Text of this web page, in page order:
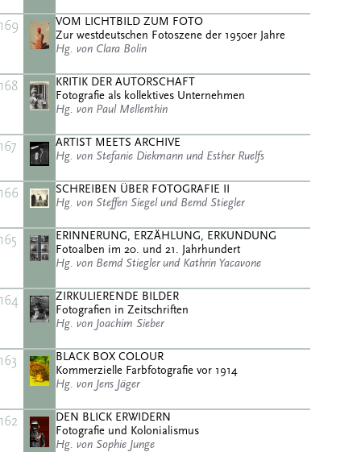
169
VOM LICHTBILD ZUM FOTO
Zur westdeutschen Fotoszene der 1950er Jahre
Hg. von Clara Bolin
168
KRITIK DER AUTORSCHAFT
Fotografie als kollektives Unternehmen
Hg. von Paul Mellenthin
167
ARTIST MEETS ARCHIVE
Hg. von Stefanie Diekmann und Esther Ruelfs
166
SCHREIBEN ÜBER FOTOGRAFIE II
Hg. von Steffen Siegel und Bernd Stiegler
165
ERINNERUNG, ERZÄHLUNG, ERKUNDUNG
Fotoalben im 20. und 21. Jahrhundert
Hg. von Bernd Stiegler und Kathrin Yacavone
164
ZIRKULIERENDE BILDER
Fotografien in Zeitschriften
Hg. von Joachim Sieber
163
BLACK BOX COLOUR
Kommerzielle Farbfotografie vor 1914
Hg. von Jens Jäger
162
DEN BLICK ERWIDERN
Fotografie und Kolonialismus
Hg. von Sophie Junge